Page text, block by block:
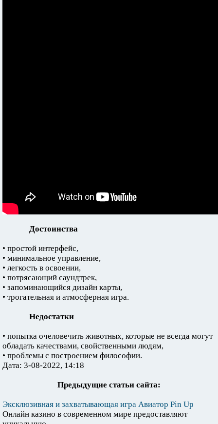
Достоинства
• простой интерфейс,
• минимальное управление,
• легкость в освоении,
• потрясающий саундтрек,
• запоминающийся дизайн карты,
• трогательная и атмосферная игра.
Недостатки
• попытка очеловечить животных, которые не всегда могут
обладать качествами, свойственными людям,
• проблемы с построением философии.
Дата: 3-08-2022, 14:18
Предыдущие статьи сайта:
Эксклюзивная и захватывающая игра Авиатор Pin Up
Онлайн казино в современном мире предоставляют